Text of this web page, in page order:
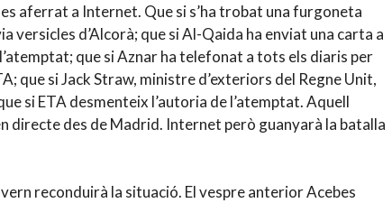
aferrat a Internet. Que si s’ha trobat una furgoneta
versicles d’Alcorà; que si Al-Qaida ha enviat una carta a
que si Aznar ha telefonat a tots els diaris per
que si Jack Straw, ministre d’exteriors del Regne Unit,
si ETA desmenteix l’autoria de l’atemptat. Aquell
directe des de Madrid. Internet però guanyarà la batalla
reconduirà la situació. El vespre anterior Acebes